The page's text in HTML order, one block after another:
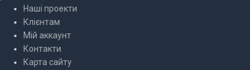
Наші проекти
Клієнтам
Мій аккаунт
Контакти
Карта сайту